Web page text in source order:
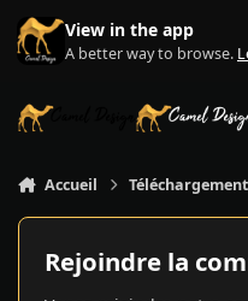
Aller au contenu
View in the app
A better way to browse.
Accueil
Rejoindre la